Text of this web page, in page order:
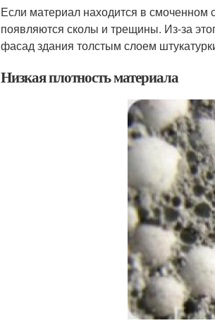
Если материал находится в смоченном
появляются сколы и трещины. Из-за
фасад здания толстым слоем
Низкая плотность материала